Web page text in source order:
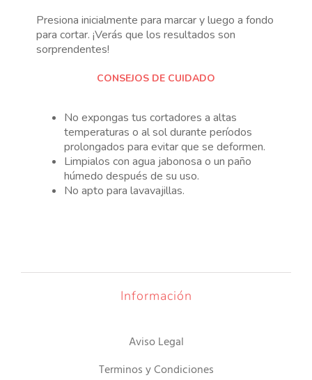
Presiona inicialmente para marcar y luego a fondo
para cortar. ¡Verás que los resultados son
sorprendentes!
CONSEJOS DE CUIDADO
No expongas tus cortadores a altas
temperaturas o al sol durante períodos
prolongados para evitar que se deformen.
Limpialos con agua jabonosa o un paño
húmedo después de su uso.
No apto para lavavajillas.
Información
Aviso Legal
Terminos y Condiciones